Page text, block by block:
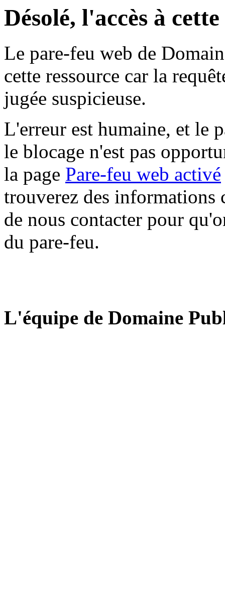
Désolé, l'accès à
Le pare-feu web de
cette ressource car la
jugée suspicieuse.
L'erreur est humaine, et le
le blocage n'est pas
la page Pare-feu web activé
trouverez des informations
de nous contacter pour
du pare-feu.
L'équipe de Domaine